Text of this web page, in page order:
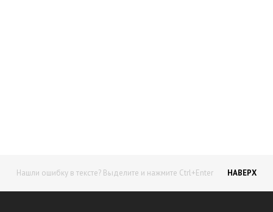
Нашли ошибку в тексте? Выделите и нажмите Ctrl+Enter НАВЕРХ